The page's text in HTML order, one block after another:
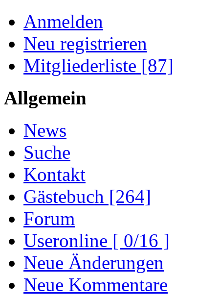
Anmelden
Neu registrieren
Mitgliederliste [87]
Allgemein
News
Suche
Kontakt
Gästebuch [264]
Forum
Useronline [ 0/16 ]
Neue Änderungen
Neue Kommentare